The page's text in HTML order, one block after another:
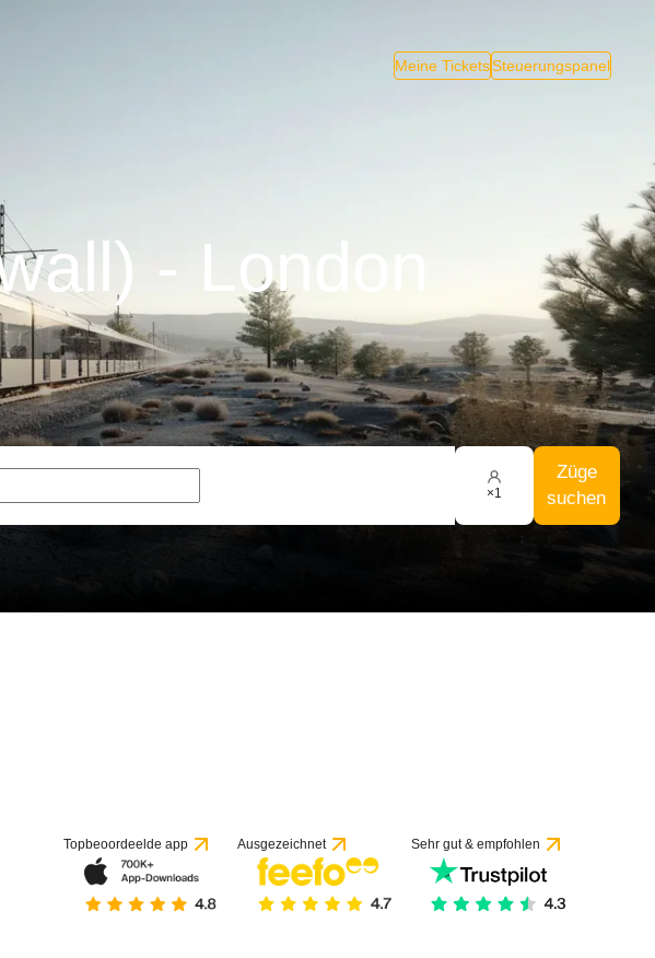
Meine TicketsSteuerungspanel
- London
×1
Züge
suchen
Topbeoordeelde app Ausgezeichnet Sehr gut & empfohlen